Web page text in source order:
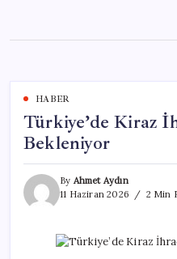
content
HABER
Türkiye’de Kiraz
Bekleniyor
By Ahmet Aydın
11 Haziran 2026
2 Min